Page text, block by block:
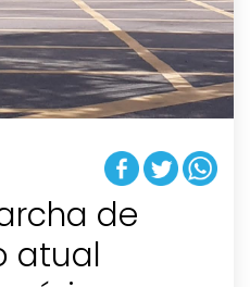
de
atual